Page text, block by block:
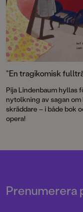
”En tragikomisk
Pija Lindenbaum hyllas
nytolkning av sagan om
skräddare – i både bok
opera!
Prenumerera